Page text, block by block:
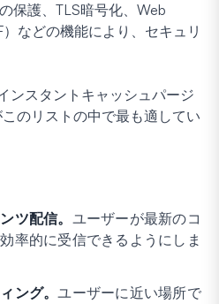
保護、TLS暗号化、Web
などの機能により、セキュリ
ンスタントキャッシュパージ
のリストの中で最も適してい
ツ配信。 ユーザーが最新のコ
率的に受信できるようにしま
ング。ユーザーに近い場所で